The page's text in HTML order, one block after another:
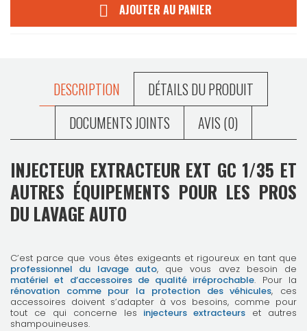
 AJOUTER AU PANIER
DESCRIPTION
DÉTAILS DU PRODUIT
DOCUMENTS JOINTS
AVIS (0)
INJECTEUR EXTRACTEUR EXT GC 1/35 ET
AUTRES ÉQUIPEMENTS POUR LES PROS
DU LAVAGE AUTO
C’est parce que vous êtes exigeants et rigoureux en tant que
professionnel du lavage auto, que vous avez besoin de
matériel et d’accessoires de qualité irréprochable. Pour la
rénovation comme pour la protection des véhicules, ces
accessoires doivent s’adapter à vos besoins, comme pour
tout ce qui concerne les injecteurs extracteurs et autres
shampouineuses.